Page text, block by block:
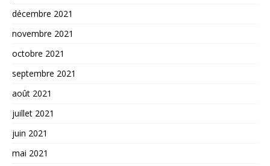
décembre 2021
novembre 2021
octobre 2021
septembre 2021
août 2021
juillet 2021
juin 2021
mai 2021